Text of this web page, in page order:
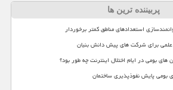
پربیننده ترین ها
استعدادهای مناطق کمتر برخوردار
برای شرکت های پیش دانش بنیان
های بومی در ایام اختلال اینترنت چه طور بود؟
بومی پایش نفوذپذیری ساختمان